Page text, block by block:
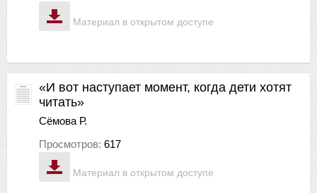
Материал в открытом доступе
Материал в открытом доступе
«И вот наступает момент, когда дети хотят
читать»
Сёмова Р.
Просмотров: 617